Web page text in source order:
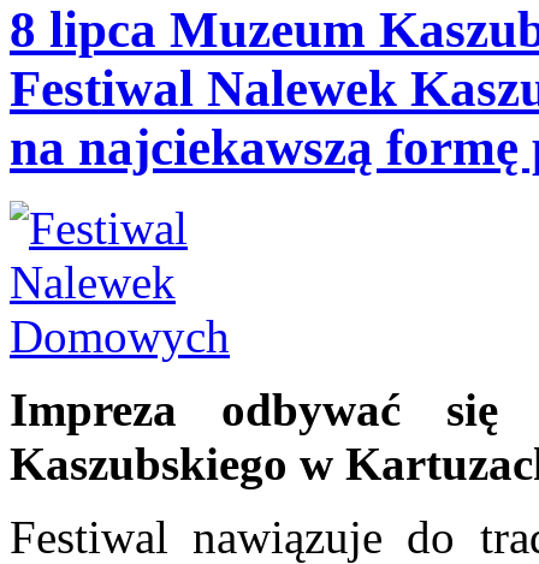
8 lipca Muzeum
Festiwal Nalewek
na najciekawszą
Impreza odbywać
Kaszubskiego w
Festiwal nawiązuje do